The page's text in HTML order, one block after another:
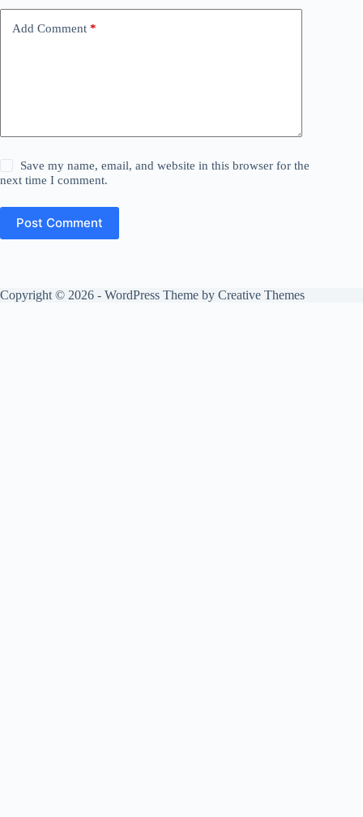
Add Comment *
Save my name, email, and website in this browser for the
next time I comment.
Post Comment
Copyright © 2026 - WordPress Theme by Creative Themes